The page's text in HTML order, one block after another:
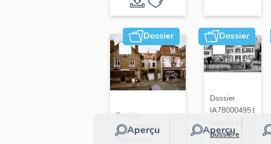
Dossier
Aperçu
Dossier
IA78000985 |
Dossier
Aperçu
Dossier
IA78000495 |
Bussière